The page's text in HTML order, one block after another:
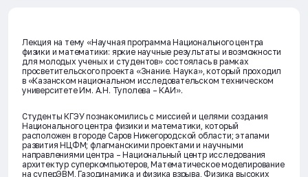
Лекция на тему «Научная программа Национального центра
физики и математики: яркие научные результаты и возможности
для молодых ученых и студентов» состоялась в рамках
просветительского проекта «Знание. Наука», который проходил
в «Казанском национальном исследовательском техническом
университете Им. А.Н. Туполева – КАИ».
Студенты КГЭУ познакомились с миссией и целями создания
Национального центра физики и математики, который
расположен в городе Саров Нижегородской области; этапами
развития НЦФМ; флагманскими проектами и научными
направлениями центра – Национальный центр исследования
архитектур суперкомпьютеров, Математическое моделирование
на суперЭВМ, Газодинамика и физика взрыва, Физика высоких